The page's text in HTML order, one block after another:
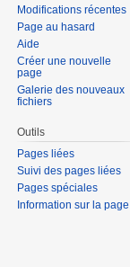
Modifications récentes
Page au hasard
Aide
Créer une nouvelle
page
Galerie des nouveaux
fichiers
Outils
Pages liées
Suivi des pages liées
Pages spéciales
Information sur la page